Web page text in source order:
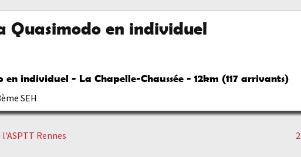
Quasimodo en individuel
en individuel - La Chapelle-Chaussée - 12km (117 arrivants)
SEH
Rennes